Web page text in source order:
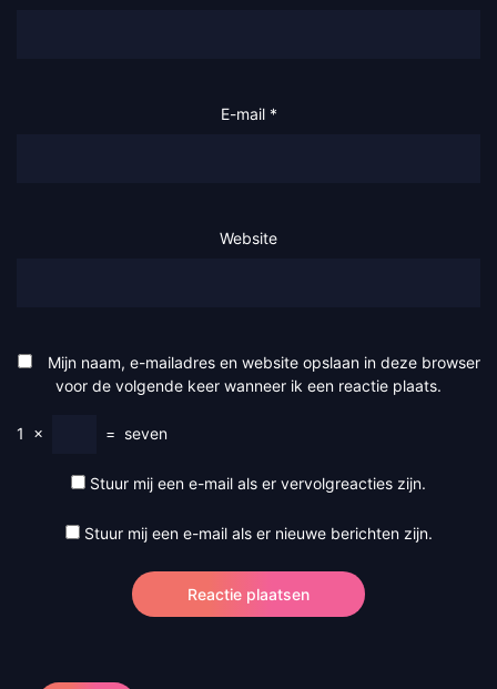
E-mail *
Website
Mijn naam, e-mailadres en website opslaan in deze browser
voor de volgende keer wanneer ik een reactie plaats.
1 × = seven
Stuur mij een e-mail als er vervolgreacties zijn.
Stuur mij een e-mail als er nieuwe berichten zijn.